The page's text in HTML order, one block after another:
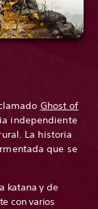
Ghost of
independiente
La historia
que se
katana y de
con varios